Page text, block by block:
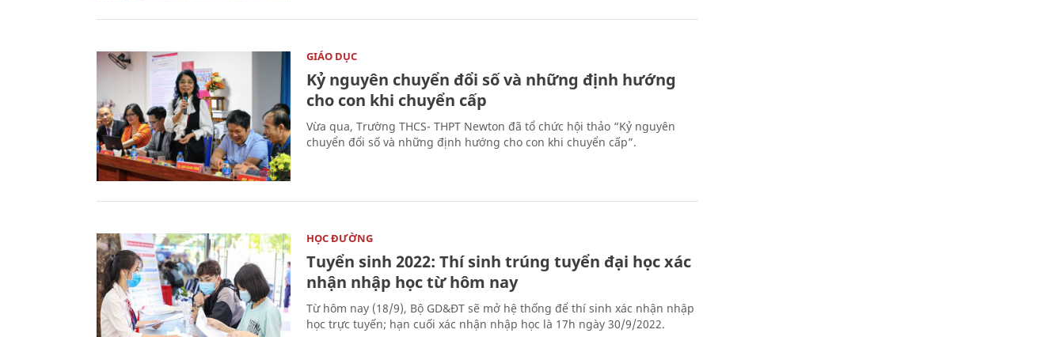
GIÁO DỤC
Kỷ nguyên chuyển đổi số và những định hướng
cho con khi chuyển cấp
Vừa qua, Trường THCS- THPT Newton đã tổ chức hội thảo “Kỷ nguyên
chuyển đổi số và những định hướng cho con khi chuyển cấp”.
HỌC ĐƯỜNG
Tuyển sinh 2022: Thí sinh trúng tuyển đại học xác
nhận nhập học từ hôm nay
Từ hôm nay (18/9), Bộ GD&ĐT sẽ mở hệ thống để thí sinh xác nhận nhập
học trực tuyến; hạn cuối xác nhận nhập học là 17h ngày 30/9/2022.